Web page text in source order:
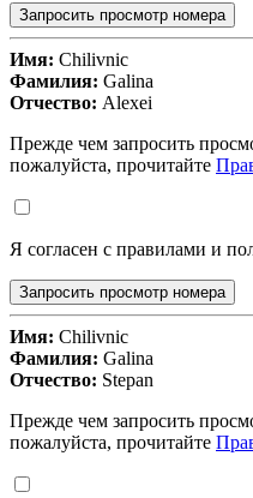
Запросить просмотр номера
Имя: Chilivnic
Фамилия: Galina
Отчество: Alexei
Прежде чем запросить
пожалуйста, прочитайте
Я согласен с правилами и
Запросить просмотр номера
Имя: Chilivnic
Фамилия: Galina
Отчество: Stepan
Прежде чем запросить
пожалуйста, прочитайте